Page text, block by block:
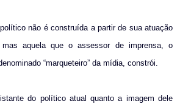
não é construída a partir de sua atuação
aquela que o assessor de imprensa, o
“marqueteiro” da mídia, constrói.
do político atual quanto a imagem dele